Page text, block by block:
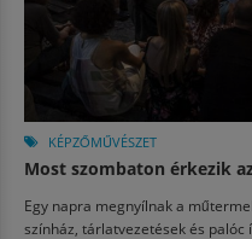
KÉPZŐMŰVÉSZET
Most szombaton érkezik
Egy napra megnyílnak a
színház, tárlatvezetések és palóc